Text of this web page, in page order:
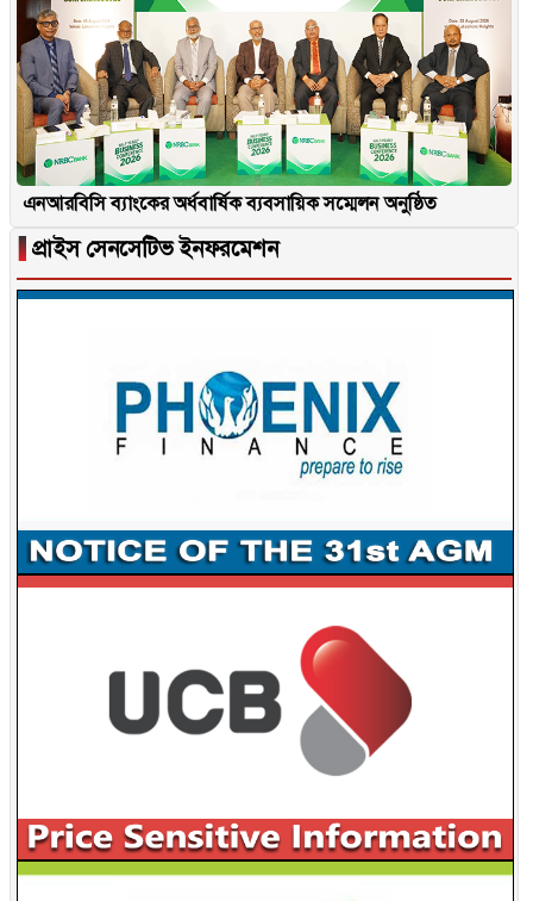
এনআরবিসি ব্যাংকের অর্ধবার্ষিক ব্যবসায়িক সম্মেলন অনুষ্ঠিত
▐ প্রাইস সেনসেটিভ ইনফরমেশন